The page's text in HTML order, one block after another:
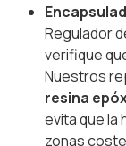
Regulador
verifique
Nuestros
resina
evita que la
zonas